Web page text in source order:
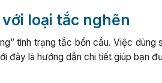
loại tắc nghẽn
tình trạng tắc bồn cầu. Việc dùng
là hướng dẫn chi tiết giúp bạn